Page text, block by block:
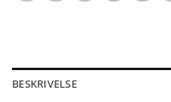
BESKRIVELSE